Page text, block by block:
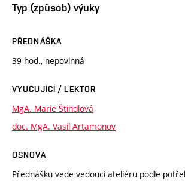
Typ (způsob) výuky
PŘEDNÁŠKA
39 hod., nepovinná
VYUČUJÍCÍ / LEKTOR
MgA. Marie Štindlová
doc. MgA. Vasil Artamonov
OSNOVA
Přednášku vede vedoucí ateliéru podle